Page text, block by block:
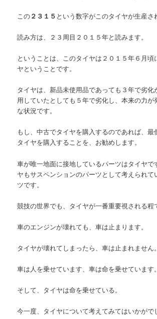
この２３１５ という数字がこのタイヤが生産さ
読み方は、２３周目２０１５年と読みます。
ということは、このタイヤは２０１５年６月頃
ヤということです。
タイヤは、新品未使用品であっても３年で劣化
用していたとしても５年で劣化し、本来の力が
な状況です。
もし、中古でタイヤを購入するのであれば、最
タイヤを購入することを、お勧めします。
車が唯一地面に接地しているパーツはタイヤで
ヤもサスペンションのパーツとして考えられて
ツです。
競技の世界でも、タイヤが一番重要視される程
車のエンジンが壊れても、車は止まります。
タイヤが壊れてしまったら、車は止まれません。
車は人を乗せています、車は命を乗せています。
そして、タイヤは命を乗せている。
今一度、タイヤについて考えてみてはいかがで